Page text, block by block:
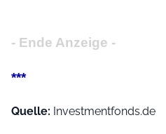
- Ende Anzeige -
***
Quelle: Investmentfonds.de